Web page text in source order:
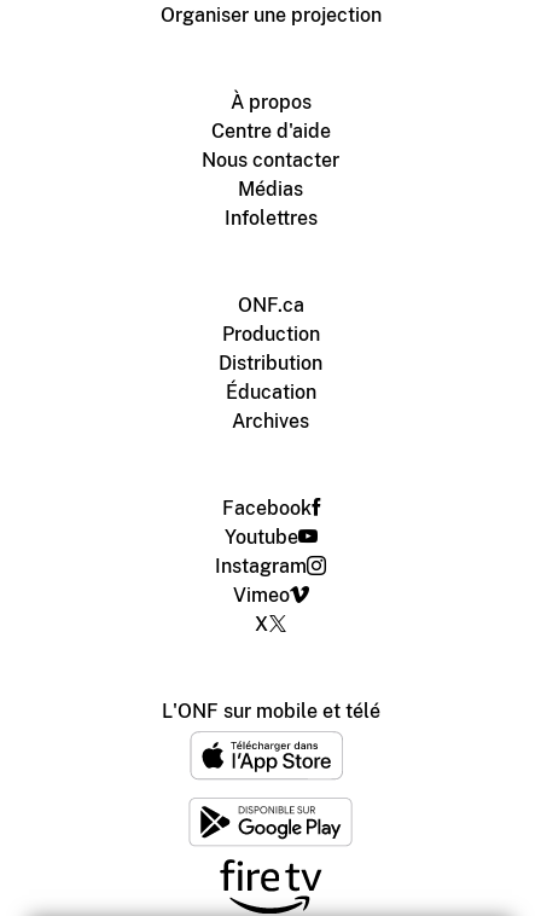
Organiser une projection
À propos
Centre d'aide
Nous contacter
Médias
Infolettres
ONF.ca
Production
Distribution
Éducation
Archives
Facebook
Youtube
Instagram
Vimeo
X
L'ONF sur mobile et télé